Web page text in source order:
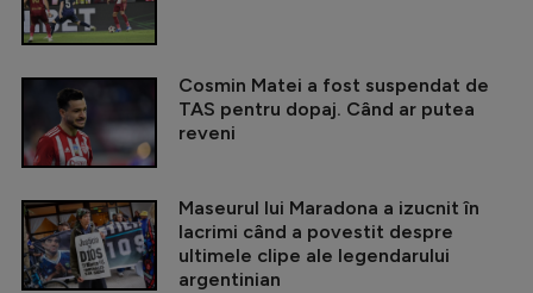
Cosmin Matei a fost suspendat de
TAS pentru dopaj. Când ar putea
reveni
Maseurul lui Maradona a izucnit în
lacrimi când a povestit despre
ultimele clipe ale legendarului
argentinian